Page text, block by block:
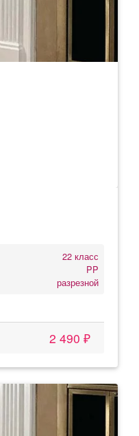
22 класс
PP
разрезной
2 490 ₽